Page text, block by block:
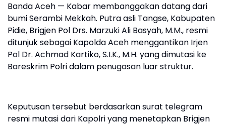
Banda Aceh — Kabar membanggakan datang dari
bumi Serambi Mekkah. Putra asli Tangse, Kabupaten
Pidie, Brigjen Pol Drs. Marzuki Ali Basyah, M.M., resmi
ditunjuk sebagai Kapolda Aceh menggantikan Irjen
Pol Dr. Achmad Kartiko, S.I.K., M.H. yang dimutasi ke
Bareskrim Polri dalam penugasan luar struktur.
Keputusan tersebut berdasarkan surat telegram
resmi mutasi dari Kapolri yang menetapkan Brigjen